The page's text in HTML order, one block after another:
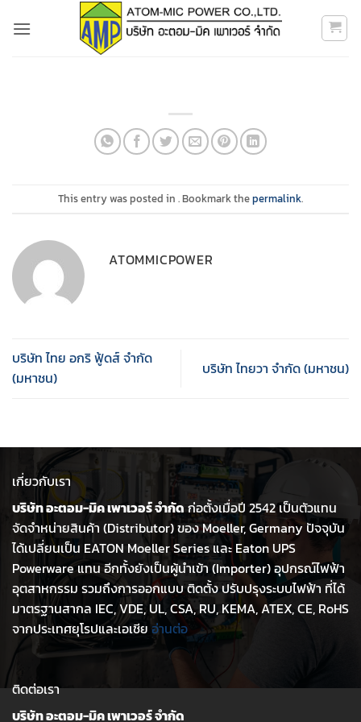
This entry was posted in . Bookmark thepermalink.
ATOMMICPOWER
บริษัท ไทย อกริ ฟู้ดส์ จำกัด
(มหาชน)
บริษัท ไทยวา จำกัด (มหาชน)
เกี่ยวกับเรา
บริษัท อะตอม-มิค เพาเวอร์ จำกัด ก่อตั้งเมื่อปี 2542 เป็นตัวแทน
จัดจำหน่ายสินค้า (Distributor) ของ Moeller, Germany ปัจจุบัน
ได้เปลี่ยนเป็น EATON Moeller Series และ Eaton UPS
Powerware แทน อีกทั้งยังเป็นผู้นำเข้า (Importer) อุปกรณ์ไฟฟ้า
อุตสาหกรรม รวมถึงการออกแบบ ติดตั้ง ปรับปรุงระบบไฟฟ้า ที่ได้
มาตรฐานสากล IEC, VDE, UL, CSA, RU, KEMA, ATEX, CE, RoHS
จากประเทศยุโรปและเอเชียอ่านต่อ
ติดต่อเรา
บริษัท อะตอม-มิค เพาเวอร์ จำกัด